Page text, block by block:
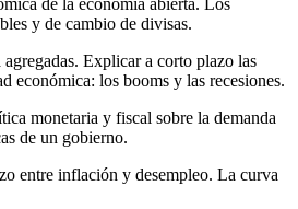
de la economía abierta. Los
y de cambio de divisas.
Explicar a corto plazo las
económica: los booms y las recesiones.
monetaria y fiscal sobre la demanda
de un gobierno.
entre inflación y desempleo. La curva